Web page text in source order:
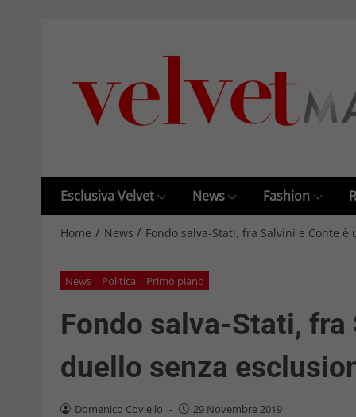
Esclusiva Velvet News Fashion
Home / News / Fondo salva-Stati, fra Salvini e Conte
News Politica Primo piano
Fondo salva-Stati, fra
duello senza
Domenico Coviello - 29 Novembre 2019